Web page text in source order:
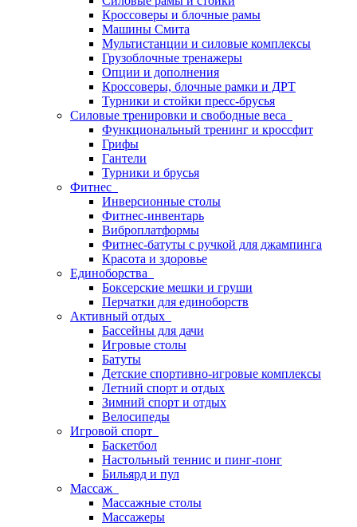
Кроссоверы и блочные рамы
Машины Смита
Мультистанции и силовые комплексы
Грузоблочные тренажеры
Опции и дополнения
Кроссоверы, блочные рамки и ДРТ
Турники и стойки пресс-брусья
Силовые тренировки и свободные веса
Функциональный тренинг и кроссфит
Грифы
Гантели
Турники и брусья
Фитнес
Инверсионные столы
Фитнес-инвентарь
Виброплатформы
Фитнес-батуты с ручкой для джампинга
Красота и здоровье
Единоборства
Боксерские мешки и груши
Перчатки для единоборств
Активный отдых
Бассейны для дачи
Игровые столы
Батуты
Детские спортивно-игровые комплексы
Летний спорт и отдых
Зимний спорт и отдых
Велосипеды
Игровой спорт
Баскетбол
Настольный теннис и пинг-понг
Бильярд и пул
Массаж
Массажные столы
Массажеры